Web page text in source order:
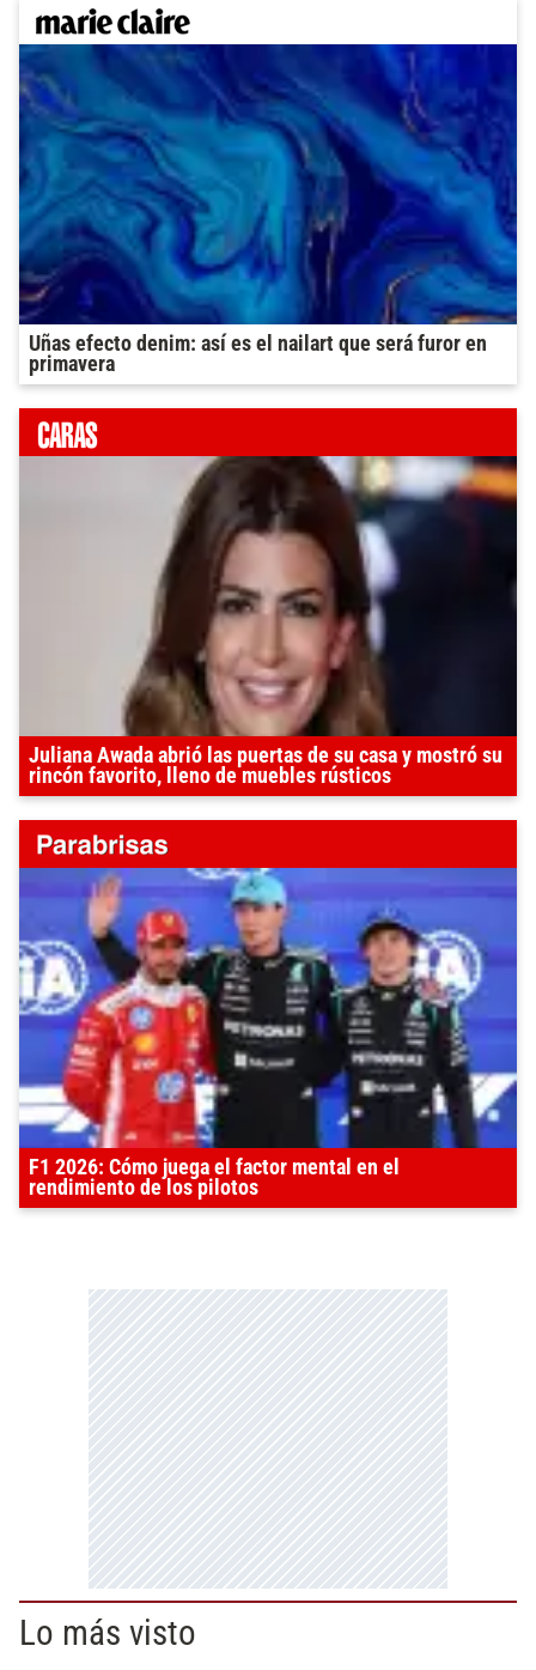
Uñas efecto denim: así es el nailart que será furor en
primavera
Juliana Awada abrió las puertas de su casa y mostró su
rincón favorito, lleno de muebles rústicos
F1 2026: Cómo juega el factor mental en el
rendimiento de los pilotos
Lo más visto